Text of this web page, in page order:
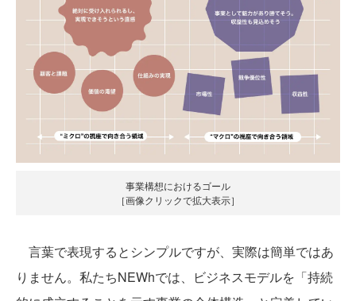
事業構想におけるゴール
［画像クリックで拡大表示］
言葉で表現するとシンプルですが、実際は簡単ではあ
りません。私たちNEWhでは、ビジネスモデルを「持続